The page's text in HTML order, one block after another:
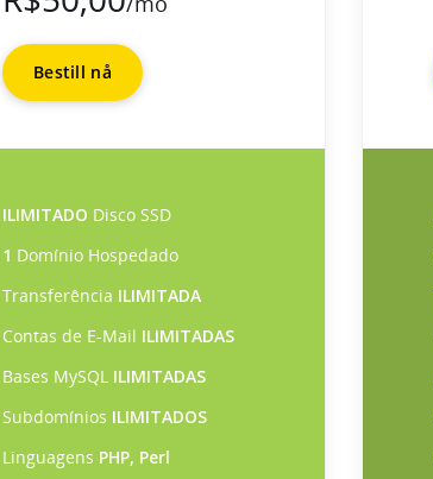
Bestill nå
ILIMITADO Disco SSD
1 Domínio Hospedado
Transferência ILIMITADA
Contas de E-Mail ILIMITADAS
Bases MySQL ILIMITADAS
Subdomínios ILIMITADOS
Linguagens PHP, Perl